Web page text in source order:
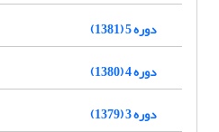
دوره 5 (1381)
دوره 4 (1380)
دوره 3 (1379)